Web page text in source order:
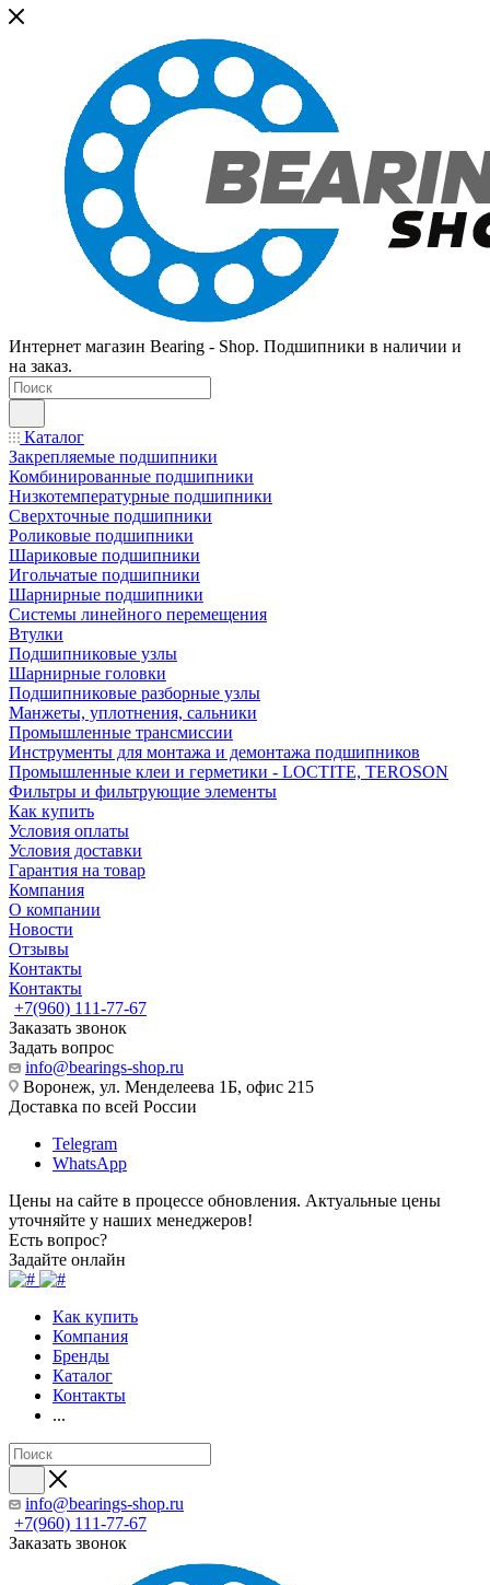
Интернет магазин Bearing - Shop. Подшипники в наличии и
на заказ.
Каталог
Закрепляемые подшипники
Комбинированные подшипники
Низкотемпературные подшипники
Сверхточные подшипники
Роликовые подшипники
Шариковые подшипники
Игольчатые подшипники
Шарнирные подшипники
Системы линейного перемещения
Втулки
Подшипниковые узлы
Шарнирные головки
Подшипниковые разборные узлы
Манжеты, уплотнения, сальники
Промышленные трансмиссии
Инструменты для монтажа и демонтажа подшипников
Промышленные клеи и герметики - LOCTITE, TEROSON
Фильтры и фильтрующие элементы
Как купить
Условия оплаты
Условия доставки
Гарантия на товар
Компания
О компании
Новости
Отзывы
Контакты
Контакты
+7(960) 111-77-67
Заказать звонок
Задать вопрос
info@bearings-shop.ru
Воронеж, ул. Менделеева 1Б, офис 215
Доставка по всей России
Telegram
WhatsApp
Цены на сайте в процессе обновления. Актуальные цены
уточняйте у наших менеджеров!
Есть вопрос?
Задайте онлайн
Как купить
Компания
Бренды
Каталог
Контакты
...
info@bearings-shop.ru
+7(960) 111-77-67
Заказать звонок